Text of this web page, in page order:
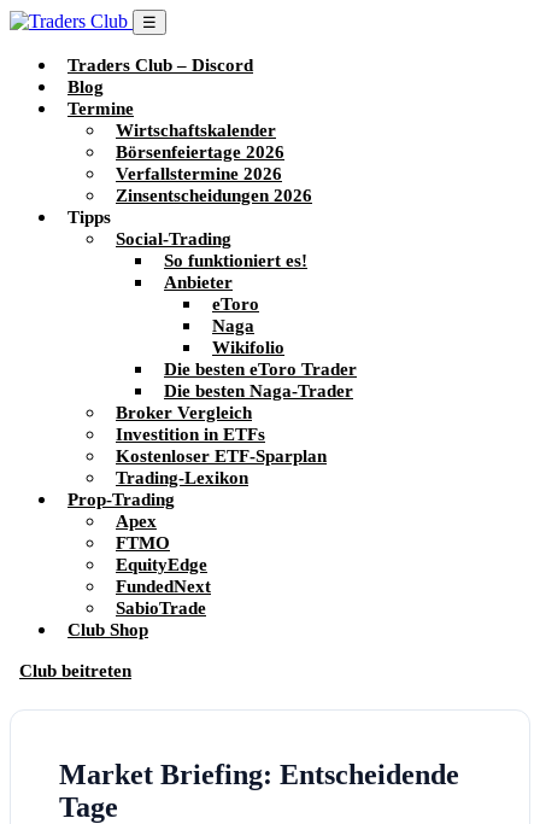
☰
Traders Club – Discord
Blog
Termine
Wirtschaftskalender
Börsenfeiertage 2026
Verfallstermine 2026
Zinsentscheidungen 2026
Tipps
Social-Trading
So funktioniert es!
Anbieter
eToro
Naga
Wikifolio
Die besten eToro Trader
Die besten Naga-Trader
Broker Vergleich
Investition in ETFs
Kostenloser ETF-Sparplan
Trading-Lexikon
Prop-Trading
Apex
FTMO
EquityEdge
FundedNext
SabioTrade
Club Shop
Club beitreten
Market Briefing: Entscheidende
Tage